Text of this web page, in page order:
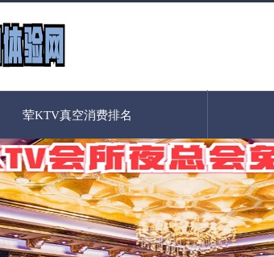
荤KTV真空消费排名